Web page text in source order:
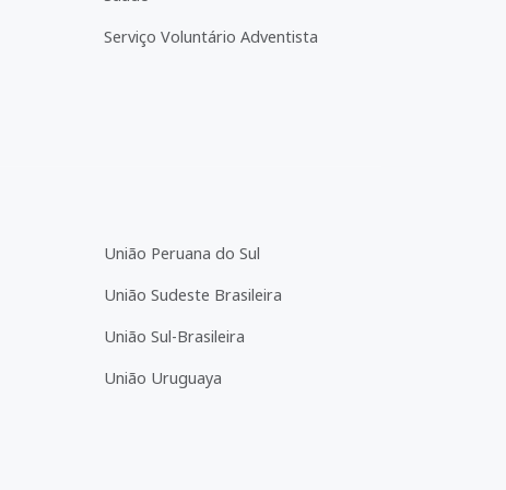
Serviço Voluntário Adventista
União Peruana do Sul
União Sudeste Brasileira
União Sul-Brasileira
União Uruguaya